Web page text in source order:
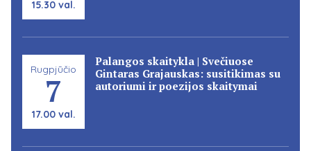
15.30 val.
Rugpjūčio
7
17.00 val.
Palangos skaitykla | Svečiuose
Gintaras Grajauskas: susitikimas su
autoriumi ir poezijos skaitymai